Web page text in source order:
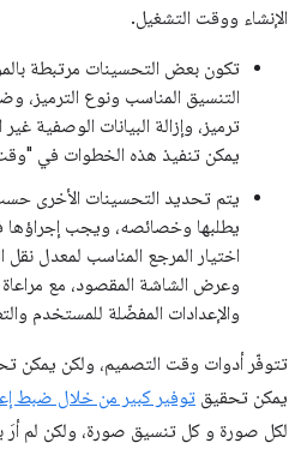
الإنشاء ووقت التشغيل.
تكون بعض التحسينات مرتبطة
التنسيق المناسب ونوع الترميز،
ترميز، وإزالة البيانات الوصفية
يمكن تنفيذ هذه الخطوات في "وقت
يتم تحديد التحسينات الأخرى
يطلبها وخصائصه، ويجب
اختيار المرجع المناسب لمعدل نقل
وعرض الشاشة المقصود، مع
والإعدادات المفضّلة للمستخدم
تتوفّر أدوات وقت التصميم، ولكن يمكن
يمكن تحقيق توفير كبير من خلال ضبط
لكل صورة و كل تنسيق صورة، ولكن لم